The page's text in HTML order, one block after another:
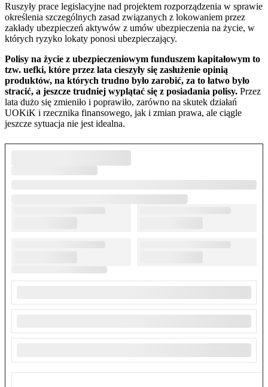
Ruszyły prace legislacyjne nad projektem rozporządzenia w sprawie
określenia szczególnych zasad związanych z lokowaniem przez
zakłady ubezpieczeń aktywów z umów ubezpieczenia na życie, w
których ryzyko lokaty ponosi ubezpieczający.
Polisy na życie z ubezpieczeniowym funduszem kapitałowym to
tzw. uefki, które przez lata cieszyły się zasłużenie opinią
produktów, na których trudno było zarobić, za to łatwo było
stracić, a jeszcze trudniej wyplątać się z posiadania polisy. Przez
lata dużo się zmieniło i poprawiło, zarówno na skutek działań
UOKiK i rzecznika finansowego, jak i zmian prawa, ale ciągle
jeszcze sytuacja nie jest idealna.